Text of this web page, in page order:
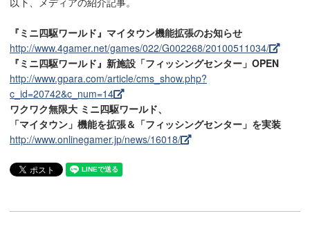
『ミニ四駆ワールド』マイタウン機能拡張のお知らせ
http://www.4gamer.net/games/022/G002268/20100511034/
『ミニ四駆ワールド』新施設「フィッシングセンター」OPEN
http://www.gpara.com/article/cms_show.php?
c_id=20742&c_num=14
ワクワク無限大 ミニ四駆ワールド、
「マイタウン」機能を拡張＆「フィッシングセンター」を実装
http://www.onlinegamer.jp/news/16018/